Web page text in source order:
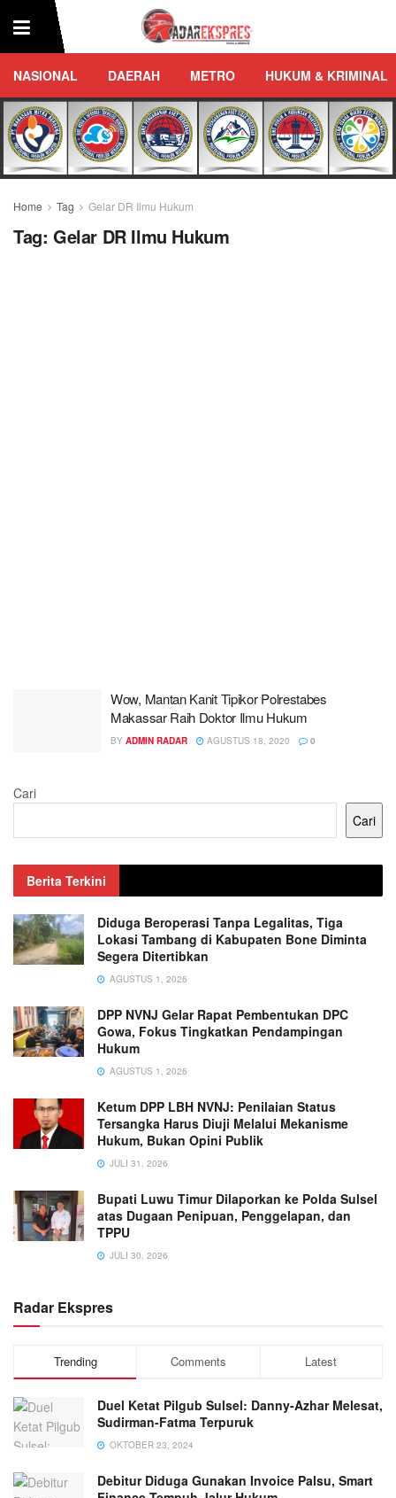
NASIONAL DAERAH METRO HUKUM & KRIMINAL
Home Tag Gelar DR Ilmu Hukum
Tag: Gelar DR Ilmu Hukum
Wow, Mantan Kanit Tipikor Polrestabes
Makassar Raih Doktor Ilmu Hukum
BY ADMIN RADAR AGUSTUS 18, 2020 0
Cari
Cari
Berita Terkini
Diduga Beroperasi Tanpa Legalitas, Tiga
Lokasi Tambang di Kabupaten Bone Diminta
Segera Ditertibkan
AGUSTUS 1, 2026
DPP NVNJ Gelar Rapat Pembentukan DPC
Gowa, Fokus Tingkatkan Pendampingan
Hukum
AGUSTUS 1, 2026
Ketum DPP LBH NVNJ: Penilaian Status
Tersangka Harus Diuji Melalui Mekanisme
Hukum, Bukan Opini Publik
JULI 31, 2026
Bupati Luwu Timur Dilaporkan ke Polda Sulsel
atas Dugaan Penipuan, Penggelapan, dan
TPPU
JULI 30, 2026
Radar Ekspres
Trending Comments Latest
Duel Ketat Pilgub Sulsel: Danny-Azhar Melesat,
Sudirman-Fatma Terpuruk
OKTOBER 23, 2024
Debitur Diduga Gunakan Invoice Palsu, Smart